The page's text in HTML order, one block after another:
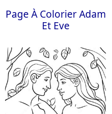
Page À Colorier Adam
Et Eve